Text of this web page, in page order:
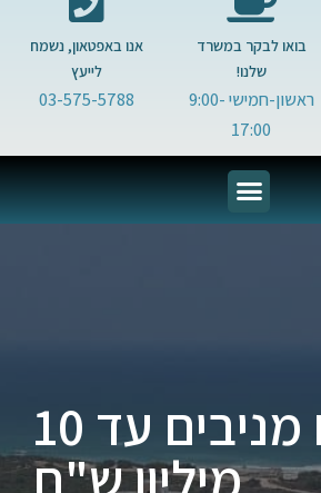
בואו לבקר במשרד
שלנו!
ראשון-חמישי 9:00-
17:00
אנו באפטאון, נשמח
לייעץ
03-575-5788
נכסים מניבים עד 10
מיליון ש"ח